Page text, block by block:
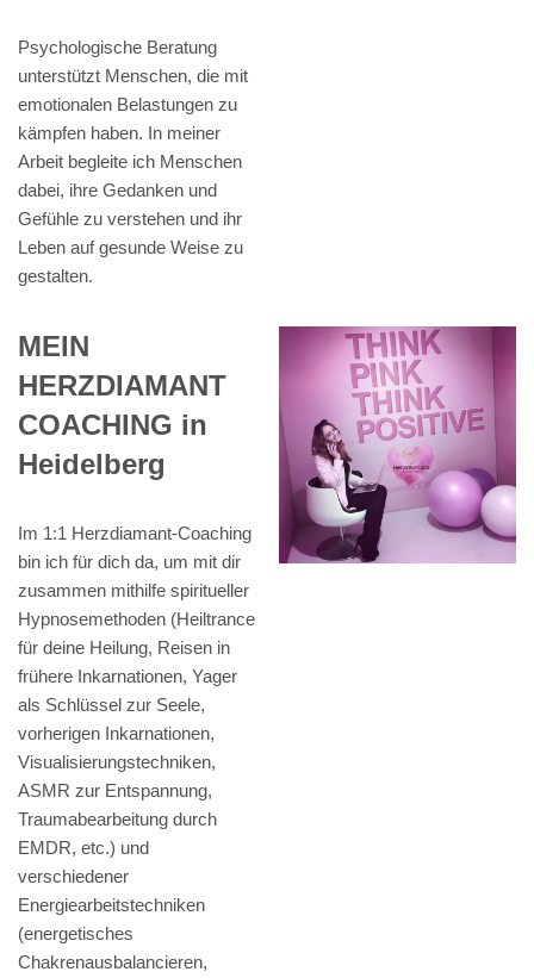
Psychologische Beratung
unterstützt Menschen, die mit
emotionalen Belastungen zu
kämpfen haben. In meiner
Arbeit begleite ich Menschen
dabei, ihre Gedanken und
Gefühle zu verstehen und ihr
Leben auf gesunde Weise zu
gestalten.
MEIN
HERZDIAMANT
COACHING in
Heidelberg
Im 1:1 Herzdiamant-Coaching
bin ich für dich da, um mit dir
zusammen mithilfe spiritueller
Hypnosemethoden (Heiltrance
für deine Heilung, Reisen in
frühere Inkarnationen, Yager
als Schlüssel zur Seele,
vorherigen Inkarnationen,
Visualisierungstechniken,
ASMR zur Entspannung,
Traumabearbeitung durch
EMDR, etc.) und
verschiedener
Energiearbeitstechniken
(energetisches
Chakrenausbalancieren,